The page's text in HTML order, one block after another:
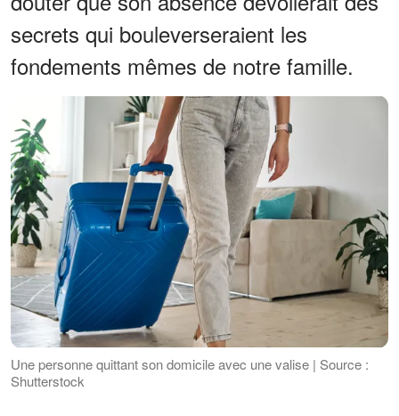
secrets qui bouleverseraient les
fondements mêmes de notre famille.
Une personne quittant son domicile avec une valise | Source :
Shutterstock